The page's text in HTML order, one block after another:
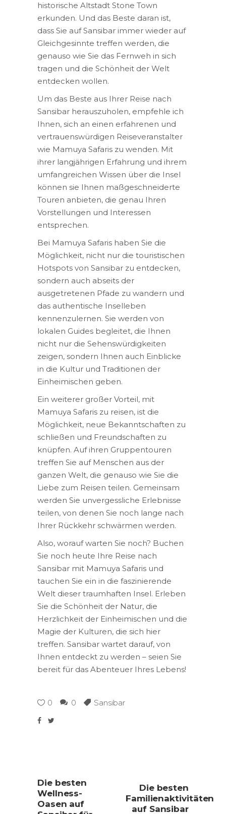
historische Altstadt Stone Town
erkunden. Und das Beste daran ist,
dass Sie auf Sansibar immer wieder auf
Gleichgesinnte treffen werden, die
genauso wie Sie das Fernweh in sich
tragen und die Schönheit der Welt
entdecken wollen.
Um das Beste aus Ihrer Reise nach
Sansibar herauszuholen, empfehle ich
Ihnen, sich an einen erfahrenen und
vertrauenswürdigen Reiseveranstalter
wie Mamuya Safaris zu wenden. Mit
ihrer langjährigen Erfahrung und ihrem
umfangreichen Wissen über die Insel
können sie Ihnen maßgeschneiderte
Touren anbieten, die genau Ihren
Vorstellungen und Interessen
entsprechen.
Bei Mamuya Safaris haben Sie die
Möglichkeit, nicht nur die touristischen
Hotspots von Sansibar zu entdecken,
sondern auch abseits der
ausgetretenen Pfade zu wandern und
das authentische Inselleben
kennenzulernen. Sie werden von
lokalen Guides begleitet, die Ihnen
nicht nur die Sehenswürdigkeiten
zeigen, sondern Ihnen auch Einblicke
in die Kultur und Traditionen der
Einheimischen geben.
Ein weiterer großer Vorteil, mit
Mamuya Safaris zu reisen, ist die
Möglichkeit, neue Bekanntschaften zu
schließen und Freundschaften zu
knüpfen. Auf ihren Gruppentouren
treffen Sie auf Menschen aus der
ganzen Welt, die genauso wie Sie die
Liebe zum Reisen teilen. Gemeinsam
werden Sie unvergessliche Erlebnisse
teilen, von denen Sie noch lange nach
Ihrer Rückkehr schwärmen werden.
Also, worauf warten Sie noch? Buchen
Sie noch heute Ihre Reise nach
Sansibar mit Mamuya Safaris und
tauchen Sie ein in die faszinierende
Welt dieser traumhaften Insel. Erleben
Sie die Schönheit der Natur, die
Herzlichkeit der Einheimischen und die
Magie der Kulturen, die sich hier
treffen. Sansibar wartet darauf, von
Ihnen entdeckt zu werden – seien Sie
bereit für das Abenteuer Ihres Lebens!
0 0 Sansibar
Die besten
Wellness-
Oasen auf
Die besten
Familienaktivitäten
auf Sansibar